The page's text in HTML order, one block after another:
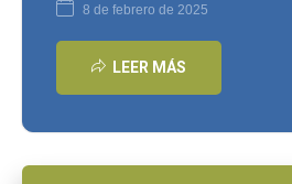
8 de febrero de 2025
LEER MÁS